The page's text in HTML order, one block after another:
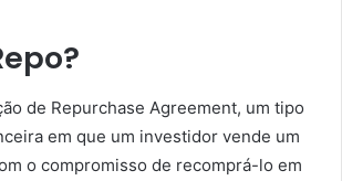
de Repurchase Agreement, um tipo
em que um investidor vende um
o compromisso de recomprá-lo em